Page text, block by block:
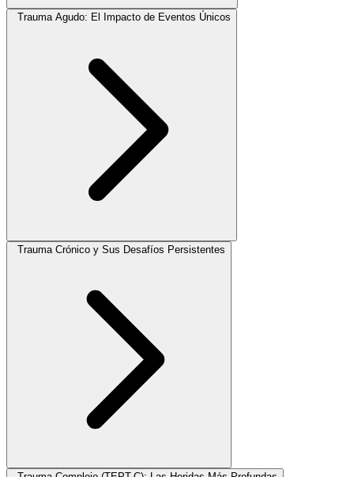
Trauma Agudo: El Impacto de Eventos Únicos
Trauma Crónico y Sus Desafíos Persistentes